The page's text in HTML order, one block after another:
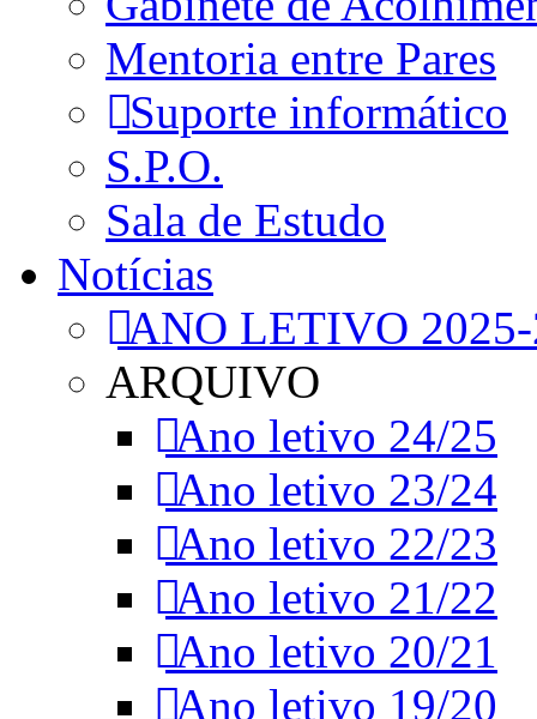
Mentoria entre Pares
Suporte informático
S.P.O.
Sala de Estudo
Notícias
ANO LETIVO
ARQUIVO
Ano letivo 24/25
Ano letivo 23/24
Ano letivo 22/23
Ano letivo 21/22
Ano letivo 20/21
Ano letivo 19/20